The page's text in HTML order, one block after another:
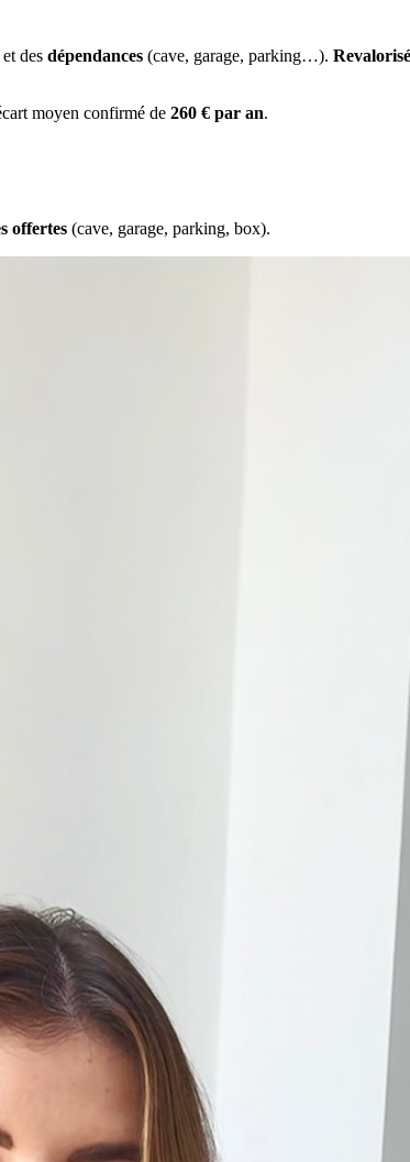
et des dépendances (cave, garage, parking…).
moyen confirmé de 260 € par an.
offertes (cave, garage, parking, box).